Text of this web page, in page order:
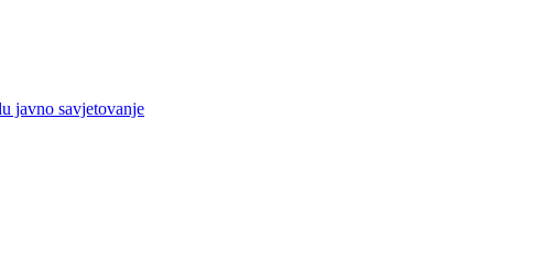
javno savjetovanje